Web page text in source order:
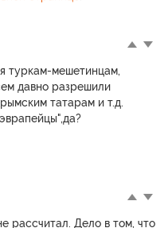
туркам-мешетинцам,
давно разрешили
татарам и т.д.
рассчитал. Дело в том, что